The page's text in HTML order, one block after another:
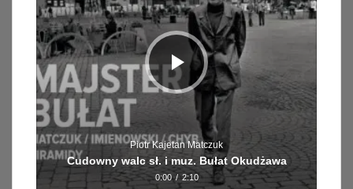
Piotr Kajetan Matczuk
Cudowny walc sł. i muz. Bułat Okudżawa
0:00 / 2:10